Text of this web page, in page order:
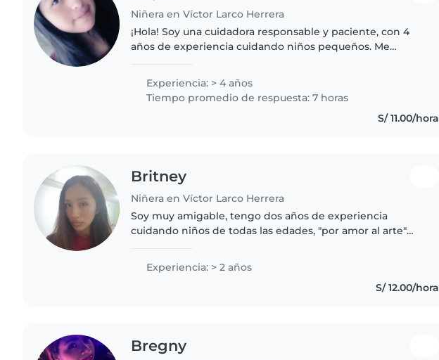
Niñera en Víctor Larco Herrera
¡Hola! Soy una cuidadora responsable y paciente, con 4
años de experiencia cuidando niños pequeños. Me
Tengo una formación en tercer..
Experiencia: > 4 años
Tiempo promedio de respuesta: 7 horas
S/ 11.00/hora
Britney
Niñera en Víctor Larco Herrera
Soy muy amigable, tengo dos años de experiencia
cuidando niños de todas las edades, "por amor al arte"
Experiencia: > 2 años
S/ 12.00/hora
Bregny